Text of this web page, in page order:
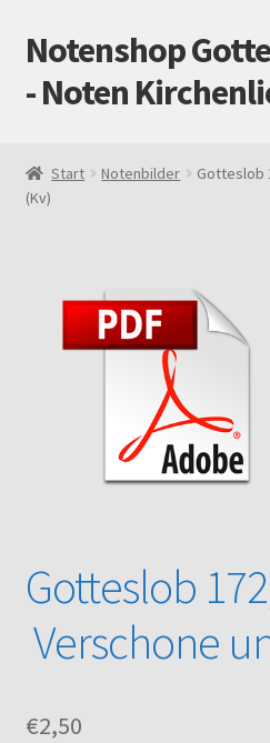
Zur
Navigation
springen
Zum
Inhalt
springen
Notenshop
- Noten
AGB
Cookie-Richtlinie (EU)
Gotteslob alt / neu
Über uns
Start Notenbilder
Gotteslob
(Kv)
Gotteslob
Verschone
€2,50